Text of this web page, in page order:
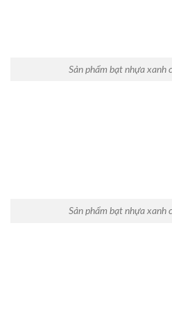
Sản phẩm bạt nhựa xanh
Sản phẩm bạt nhựa xanh